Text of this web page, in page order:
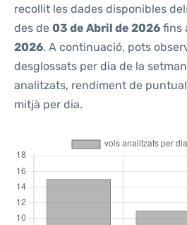
recollit les dades disponibles
des de 03 de Abril de 2026 fins
2026. A continuació, pots
desglossats per dia de la
analitzats, rendiment de
mitjà per dia.